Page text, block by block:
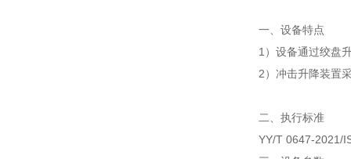
一、设备特点
1 ）设备通过绞盘
2）冲击升降装置
二、执行标准
YY/T 0647-2021/